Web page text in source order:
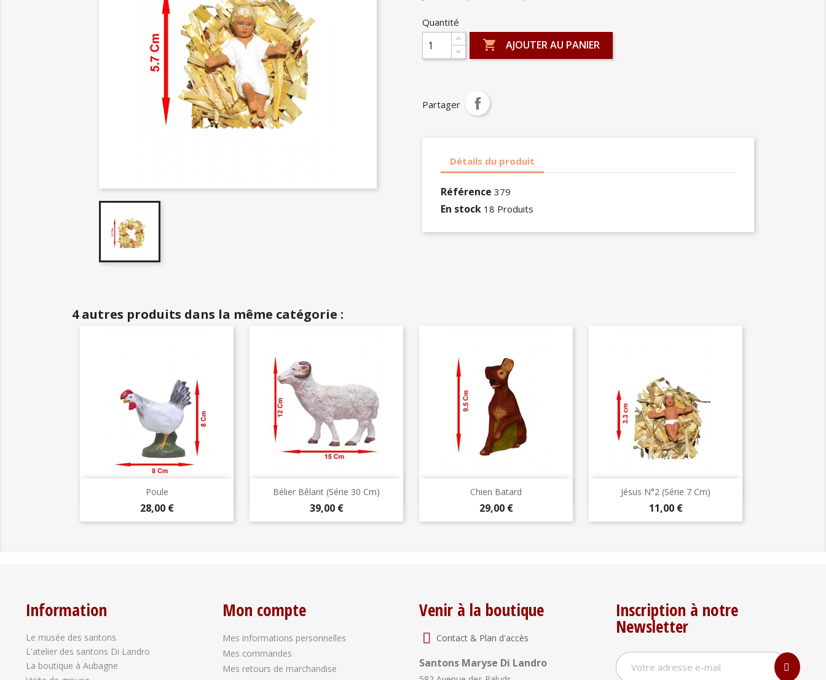
Quantité
 AJOUTER AU PANIER
Partager
Détails du produit
Référence 379
En stock 18 Produits
4 autres produits dans la même catégorie :
Poule
Prix
28,00 €
Aperçu rapide Bélier Bêlant (série 30 Cm)
Prix
39,00 €
Aperçu rapide Chien Batard
Prix
29,00 €
Aperçu rapide Jésus N°2 (série 7 Cm)
Prix
11,00 €
Aperçu rapide
Information
Le musée des santons
L'atelier des santons Di Landro
La boutique à Aubagne
Mon compte
Mes informations personnelles
Mes commandes
Mes retours de marchandise
Venir à la boutique
Contact & Plan d'accès
Santons Maryse Di Landro
Inscription à notre
Newsletter